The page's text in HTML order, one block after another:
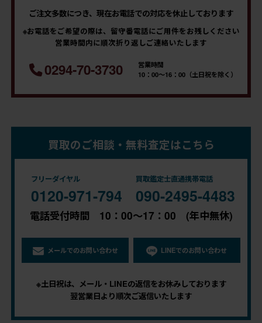
ご注文多数につき、現在お電話での対応を休止しております
※お電話をご希望の際は、留守番電話にご用件をお残しください
営業時間内に順次折り返しご連絡いたします
0294-70-3730
営業時間
10：00～16：00（土日祝を除く）
買取のご相談・無料査定はこちら
フリーダイヤル
0120-971-794
買取鑑定士直通携帯電話
090-2495-4483
電話受付時間 10：00～17：00 (年中無休)
メールでのお問い合わせ LINEでのお問い合わせ
※土日祝は、メール・LINEの返信をお休みしております
翌営業日より順次ご返信いたします